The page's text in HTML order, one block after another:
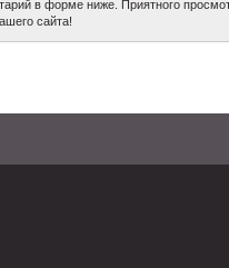
в форме ниже. Приятного
сайта!